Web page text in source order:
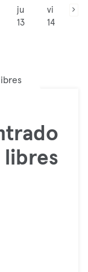
ju
13
vi
14
libres